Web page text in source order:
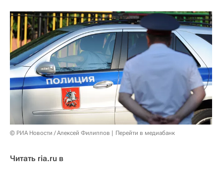
© РИА Новости / Алексей Филиппов Перейти в медиабанк
Читать ria.ru в